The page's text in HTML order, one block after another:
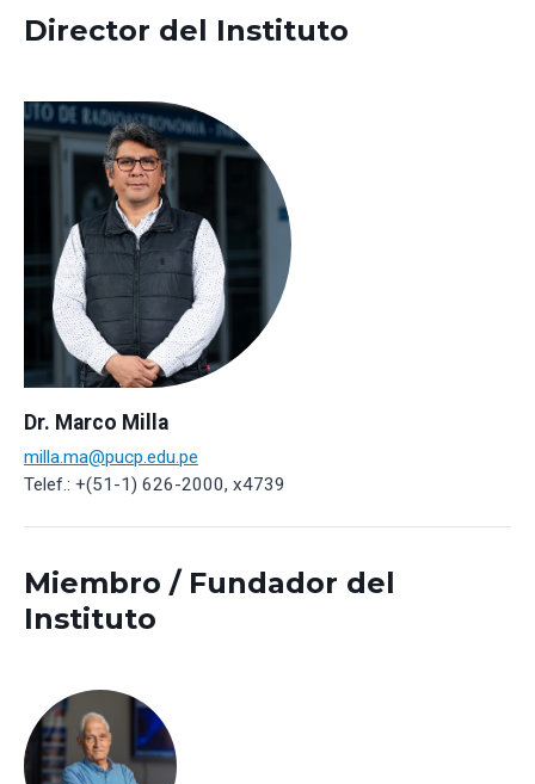
Director del Instituto
Dr. Marco Milla
milla.ma@pucp.edu.pe
Telef.: +(51-1) 626-2000, x4739
Miembro / Fundador del
Instituto